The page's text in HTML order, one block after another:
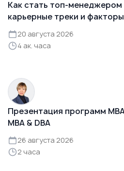
Как стать топ-менеджером
карьерные треки и
20 августа 2026
4 ак. часа
Презентация программ
MBA & DBA
26 августа 2026
2 часа